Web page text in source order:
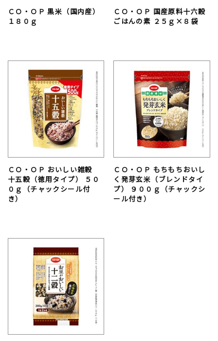
ＣＯ・ＯＰ 黒米（国内産）
１８０ｇ
ＣＯ・ＯＰ 国産原料十六穀
ごはんの素 ２５ｇ×８袋
ＣＯ・ＯＰ おいしい雑穀
十五穀（徳用タイプ） ５０
０ｇ（チャックシール付
き）
ＣＯ・ＯＰ もちもちおいし
く発芽玄米（ブレンドタイ
プ） ９００ｇ（チャックシ
ール付き）